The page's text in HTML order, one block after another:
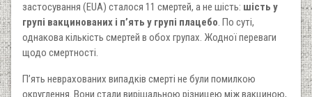
застосування (EUA) сталося 11 смертей, а не шість: шість у
групі вакцинованих і п’ять у групі плацебо. По суті,
однакова кількість смертей в обох групах. Жодної переваги
щодо смертності.
П’ять неврахованих випадків смерті не були помилкою
округлення. Вони стали вирішальною різницею між вакциною,